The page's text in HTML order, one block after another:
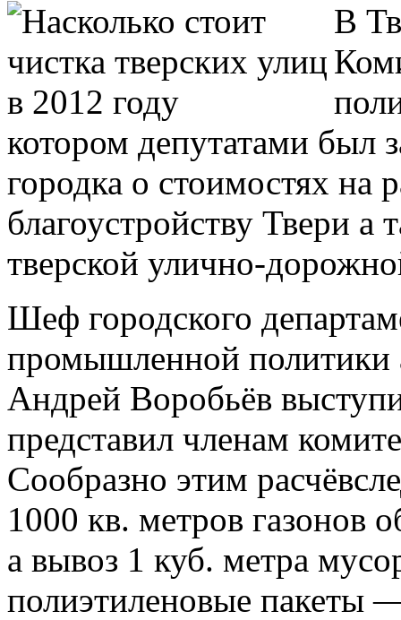
В
котором депутатами был
городка о стоимостях на
благоустройству Твери
тверской улично-
Шеф городского
промышленной политики
Андрей Воробьёв
представил членам
Сообразно этим
1000 кв. метров газонов
а вывоз 1 куб. метра
полиэтиленовые пакеты